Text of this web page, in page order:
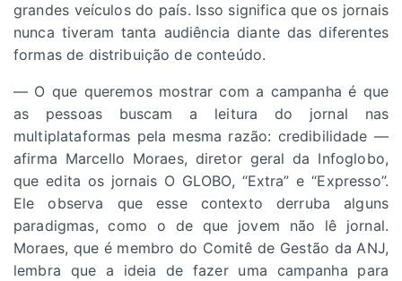
grandes veículos do país. Isso significa que os jornais
nunca tiveram tanta audiência diante das diferentes
formas de distribuição de conteúdo.
— O que queremos mostrar com a campanha é que
as pessoas buscam a leitura do jornal nas
multiplataformas pela mesma razão: credibilidade —
afirma Marcello Moraes, diretor geral da Infoglobo,
que edita os jornais O GLOBO, “Extra” e “Expresso”.
Ele observa que esse contexto derruba alguns
paradigmas, como o de que jovem não lê jornal.
Moraes, que é membro do Comitê de Gestão da ANJ,
lembra que a ideia de fazer uma campanha para